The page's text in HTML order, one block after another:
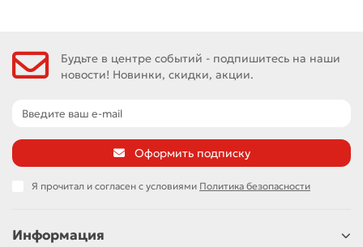
Будьте в центре событий - подпишитесь на наши
новости! Новинки, скидки, акции.
Оформить подписку
Я прочитал и согласен с условиями Политика безопасности
Информация